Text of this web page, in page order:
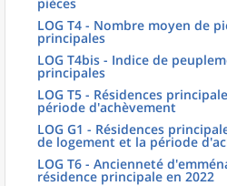
LOG T4 - Nombre moyen de
principales
LOG T4bis - Indice de
principales
LOG T5 - Résidences
période d'achèvement
LOG G1 - Résidences
de logement et la période
LOG T6 - Ancienneté
résidence principale en 2022